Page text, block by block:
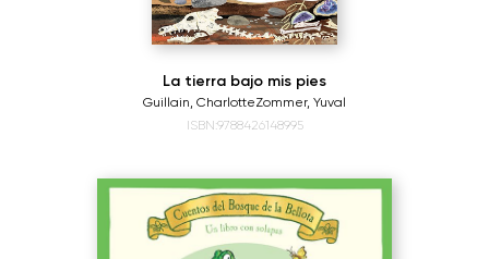
La tierra bajo mis pies
Guillain, CharlotteZommer, Yuval
ISBN:9788426148995